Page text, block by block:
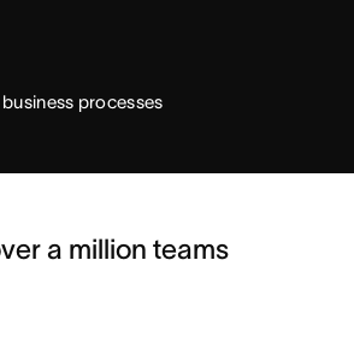
processes
a million teams